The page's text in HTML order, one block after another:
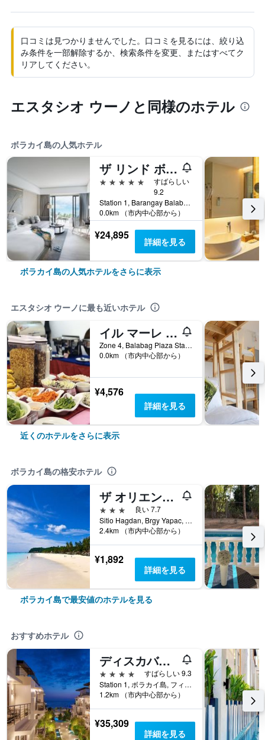
口コミは見つかりませんでした。口コミを見るには、絞り込
み条件を一部解除するか、検索条件を変更、またはすべてク
リアしてください。
エスタシオ ウーノと同様のホテル
ボラカイ島の人気ホテル
ザ リンド ボラカイ
5つ星
すばらしい
9.2
Station 1, Barangay Balabag, Malay, ボラカイ島, フィリピン
0.0km （市内中心部から）
¥24,895 詳細を見る
ボラカイ島の人気ホテルをさらに表示
エスタシオ ウーノに最も近いホテル
イル マーレ サクラ リゾート ボラカイ
Zone 4, Balabag Plaza Station 1, ボラカイ島, フィリピン
0.0km （市内中心部から）
¥4,576
詳細を見る
近くのホテルをさらに表示
ボラカイ島の格安ホテル
ザ オリエント ビーチ ボラカイ
3つ星
良い 7.7
Sitio Hagdan, Brgy Yapac, ボラカイ島, フィリピン
2.4km （市内中心部から）
¥1,892
詳細を見る
ボラカイ島で最安値のホテルを見る
おすすめホテル
ディスカバリー ボラカイ
4つ星
すばらしい 9.3
Station 1, ボラカイ島, フィリピン
1.2km （市内中心部から）
¥35,309
詳細を見る